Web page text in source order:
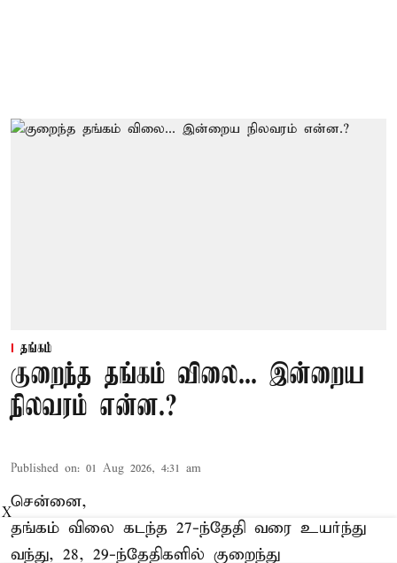
தங்கம்
குறைந்த தங்கம் விலை... இன்றைய
நிலவரம் என்ன.?
Published on: 01 Aug 2026, 4:31 am
சென்னை,
தங்கம் விலை கடந்த 27-ந்தேதி வரை உயர்ந்து
வந்து, 28, 29-ந்தேதிகளில் குறைந்து
X